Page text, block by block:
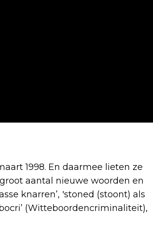
1998. En daarmee lieten ze
aantal nieuwe woorden en
knarren’, 'stoned (stoont) als
(Witteboordencriminaliteit),